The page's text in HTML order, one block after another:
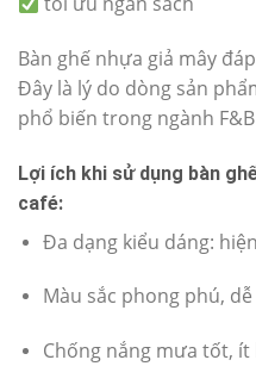
Bàn ghế nhựa giả mây
Đây là lý do dòng sản
phổ biến trong ngành
Lợi ích khi sử dụng bàn
café:
Đa dạng kiểu dáng:
Màu sắc phong phú,
Chống nắng mưa tốt,